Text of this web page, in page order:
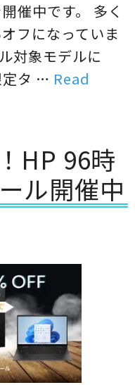
催中です。 多く
フになっていま
対象モデルに
定タ … Read
HP 96時
ル開催中